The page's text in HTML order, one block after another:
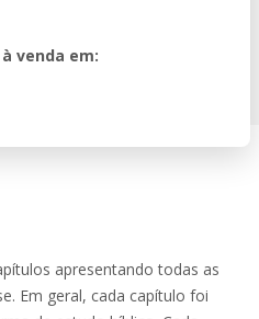
venda em:
apresentando todas as
Em geral, cada capítulo foi